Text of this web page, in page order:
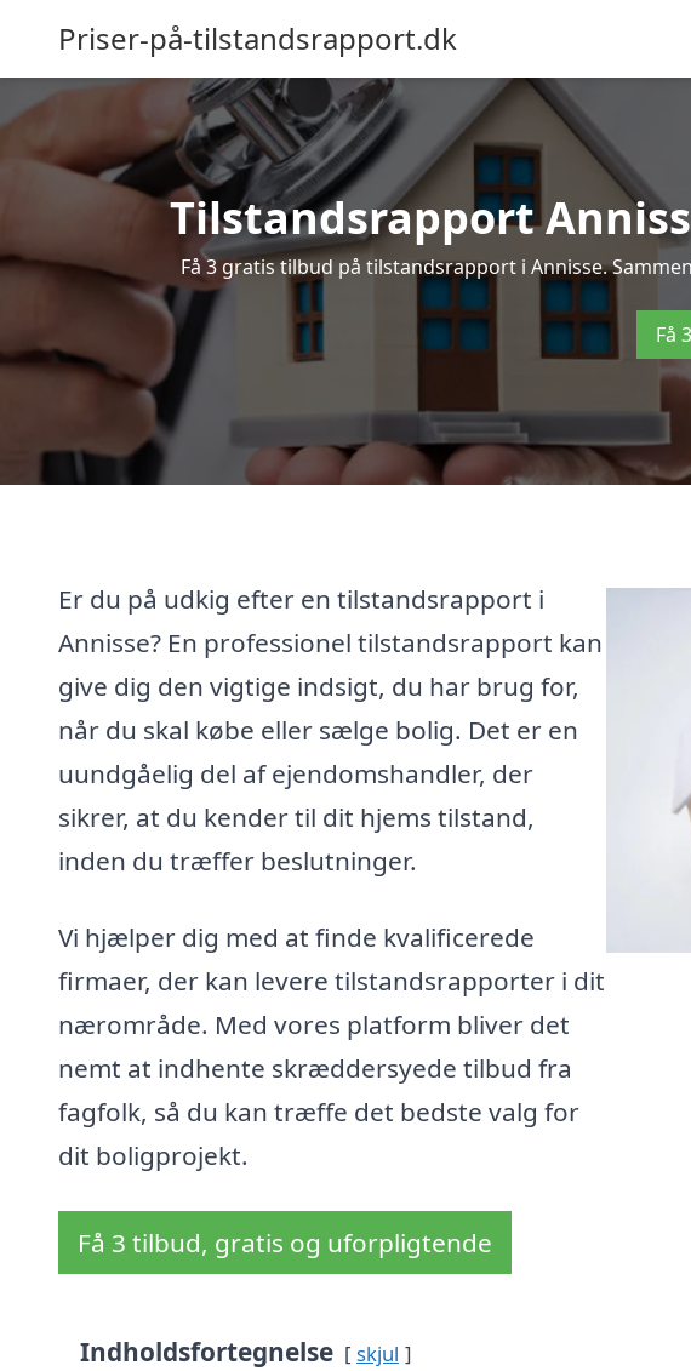
Priser-på-tilstandsrapport.dk
Tilstandsrapport
Få 3 gratis tilbud på tilstandsrapport i Annisse.
Få
Er du på udkig efter en tilstandsrapport i
Annisse? En professionel tilstandsrapport kan
give dig den vigtige indsigt, du har brug for,
når du skal købe eller sælge bolig. Det er en
uundgåelig del af ejendomshandler, der
sikrer, at du kender til dit hjems tilstand,
inden du træffer beslutninger.
Vi hjælper dig med at finde kvalificerede
firmaer, der kan levere tilstandsrapporter i dit
nærområde. Med vores platform bliver det
nemt at indhente skræddersyede tilbud fra
fagfolk, så du kan træffe det bedste valg for
dit boligprojekt.
Få 3 tilbud, gratis og uforpligtende
Indholdsfortegnelse skjul